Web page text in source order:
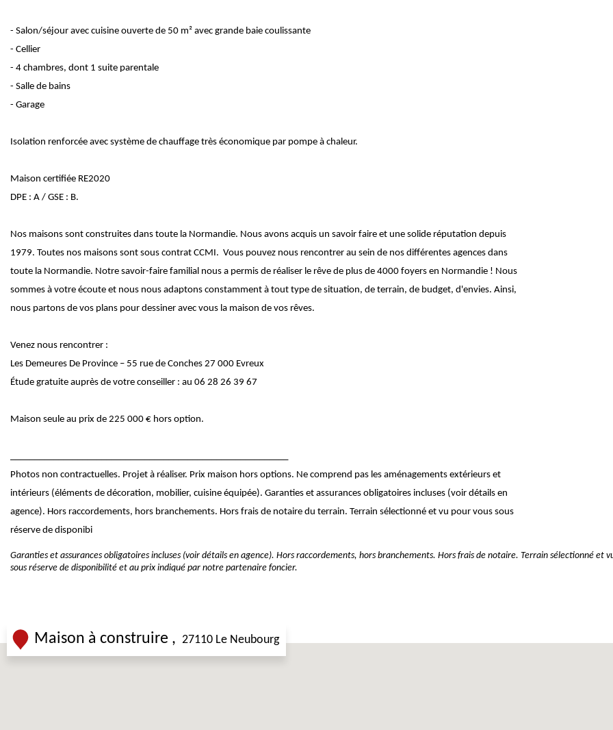
- Salon/séjour avec cuisine ouverte de 50 m² avec grande baie coulissante
- Cellier
- 4 chambres, dont 1 suite parentale
- Salle de bains
- Garage
Isolation renforcée avec système de chauffage très économique par pompe à chaleur.
Maison certifiée RE2020
DPE : A / GSE : B.
Nos maisons sont construites dans toute la Normandie. Nous avons acquis un savoir faire et une solide réputation depuis
1979. Toutes nos maisons sont sous contrat CCMI. Vous pouvez nous rencontrer au sein de nos différentes agences dans
toute la Normandie. Notre savoir-faire familial nous a permis de réaliser le rêve de plus de 4000 foyers en Normandie ! Nous
sommes à votre écoute et nous nous adaptons constamment à tout type de situation, de terrain, de budget, d'envies. Ainsi,
nous partons de vos plans pour dessiner avec vous la maison de vos rêves.
Venez nous rencontrer :
Les Demeures De Province – 55 rue de Conches 27 000 Evreux
Étude gratuite auprès de votre conseiller : au 06 28 26 39 67
Maison seule au prix de 225 000 € hors option.
Photos non contractuelles. Projet à réaliser. Prix maison hors options. Ne comprend pas les aménagements extérieurs et
intérieurs (éléments de décoration, mobilier, cuisine équipée). Garanties et assurances obligatoires incluses (voir détails en
agence). Hors raccordements, hors branchements. Hors frais de notaire du terrain. Terrain sélectionné et vu pour vous sous
réserve de disponibi
Garanties et assurances obligatoires incluses (voir détails en agence). Hors raccordements, hors branchements. Hors frais de notaire. Terrain sélectionné et
sous réserve de disponibilité et au prix indiqué par notre partenaire foncier.
Maison à construire 27110 Le Neubourg